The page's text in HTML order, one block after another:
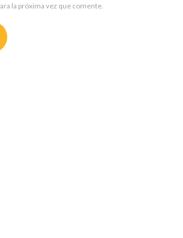
la próxima vez que comente.